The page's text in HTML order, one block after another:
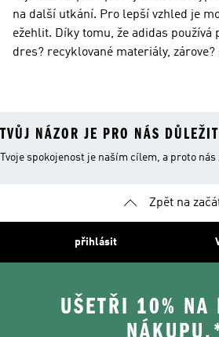
na další utkání. Pro lepší vzhled je
ežehlit. Díky tomu, že adidas používá
dres? recyklované materiály,
TVŮJ NÁZOR JE PRO NÁS
Tvoje spokojenost je naším cílem, a proto
Zpět na
přihlásit
UŠETŘI 10% NA